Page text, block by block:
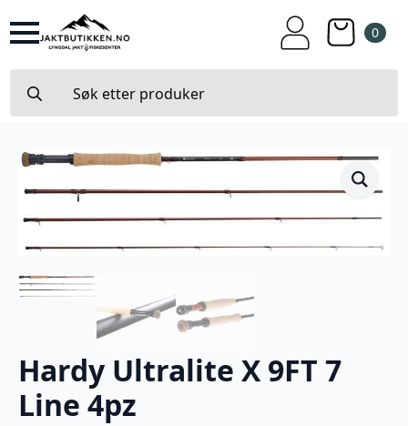
0
for:
Hardy Ultralite X 9FT 7
Line 4pz